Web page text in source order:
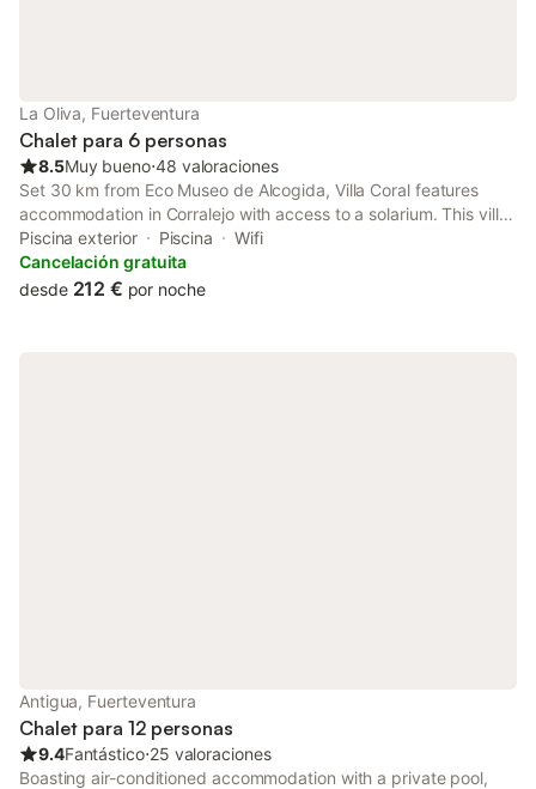
La Oliva, Fuerteventura
Chalet para 6 personas
8.5Muy bueno⋅48 valoraciones
Set 30 km from Eco Museo de Alcogida, Villa Coral features
accommodation in Corralejo with access to a solarium. This villa
has a private pool, a garden, barbecue facilities, free WiFi and
free private parking.
Piscina exterior Piscina
Wifi
Cancelación gratuita
desde 212 € por noche
Antigua, Fuerteventura
Chalet para 12 personas
9.4Fantástico⋅25 valoraciones
Boasting air-conditioned accommodation with a private pool,